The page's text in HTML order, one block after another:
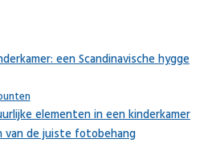
een Scandinavische hygge
elementen in een kinderkamer
van de juiste fotobehang